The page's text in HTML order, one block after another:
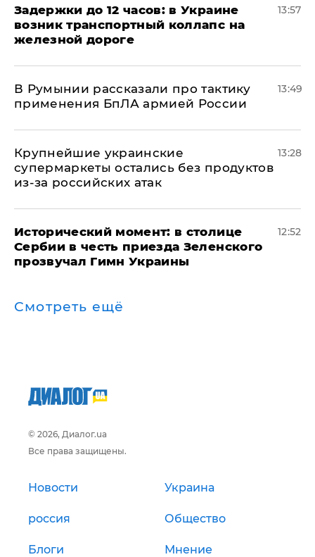
Задержки до 12 часов: в Украине
возник транспортный коллапс на
железной дороге
13:57
В Румынии рассказали про тактику
применения БпЛА армией России
13:49
Крупнейшие украинские
супермаркеты остались без продуктов
из-за российских атак
13:28
Исторический момент: в столице
Сербии в честь приезда Зеленского
прозвучал Гимн Украины
12:52
Смотреть ещё
© 2026, Диалог.ua
Все права защищены.
Новости Украина
россия Общество
Блоги Мнение